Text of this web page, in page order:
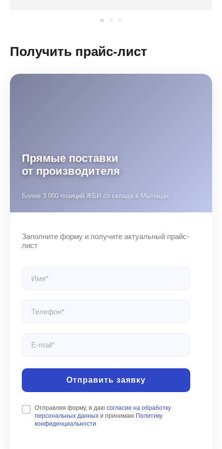
Получить прайс-лист
Отправить заявку
Отправляя форму, я даю согласие на обработку
персональных данных и принимаю Политику
конфиденциальности